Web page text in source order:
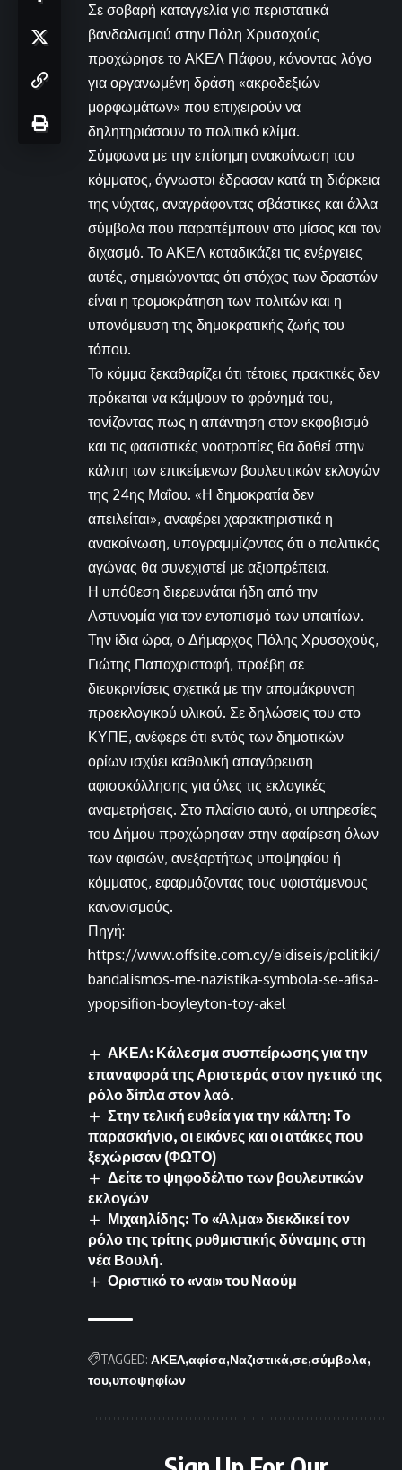
Σε σοβαρή καταγγελία για περιστατικά
βανδαλισμού στην Πόλη Χρυσοχούς
προχώρησε το ΑΚΕΛ Πάφου, κάνοντας λόγο
για οργανωμένη δράση «ακροδεξιών
μορφωμάτων» που επιχειρούν να
δηλητηριάσουν το πολιτικό κλίμα.
Σύμφωνα με την επίσημη ανακοίνωση του
κόμματος, άγνωστοι έδρασαν κατά τη διάρκεια
της νύχτας, αναγράφοντας σβάστικες και άλλα
σύμβολα που παραπέμπουν στο μίσος και τον
διχασμό. Το ΑΚΕΛ καταδικάζει τις ενέργειες
αυτές, σημειώνοντας ότι στόχος των δραστών
είναι η τρομοκράτηση των πολιτών και η
υπονόμευση της δημοκρατικής ζωής του
τόπου.
Το κόμμα ξεκαθαρίζει ότι τέτοιες πρακτικές δεν
πρόκειται να κάμψουν το φρόνημά του,
τονίζοντας πως η απάντηση στον εκφοβισμό
και τις φασιστικές νοοτροπίες θα δοθεί στην
κάλπη των επικείμενων βουλευτικών εκλογών
της 24ης Μαΐου. «Η δημοκρατία δεν
απειλείται», αναφέρει χαρακτηριστικά η
ανακοίνωση, υπογραμμίζοντας ότι ο πολιτικός
αγώνας θα συνεχιστεί με αξιοπρέπεια.
Η υπόθεση διερευνάται ήδη από την
Αστυνομία για τον εντοπισμό των υπαιτίων.
Την ίδια ώρα, ο Δήμαρχος Πόλης Χρυσοχούς,
Γιώτης Παπαχριστοφή, προέβη σε
διευκρινίσεις σχετικά με την απομάκρυνση
προεκλογικού υλικού. Σε δηλώσεις του στο
ΚΥΠΕ, ανέφερε ότι εντός των δημοτικών
ορίων ισχύει καθολική απαγόρευση
αφισοκόλλησης για όλες τις εκλογικές
αναμετρήσεις. Στο πλαίσιο αυτό, οι υπηρεσίες
του Δήμου προχώρησαν στην αφαίρεση όλων
των αφισών, ανεξαρτήτως υποψηφίου ή
κόμματος, εφαρμόζοντας τους υφιστάμενους
κανονισμούς.
Πηγή:
https://www.offsite.com.cy/eidiseis/politiki/
bandalismos-me-nazistika-symbola-se-afisa-
ypopsifion-boyleyton-toy-akel
ΑΚΕΛ: Κάλεσμα συσπείρωσης για την
επαναφορά της Αριστεράς στον ηγετικό της
ρόλο δίπλα στον λαό.
Στην τελική ευθεία για την κάλπη: Το
παρασκήνιο, οι εικόνες και οι ατάκες που
ξεχώρισαν (ΦΩΤΟ)
Δείτε το ψηφοδέλτιο των βουλευτικών
εκλογών
Μιχαηλίδης: Το «Άλμα» διεκδικεί τον
ρόλο της τρίτης ρυθμιστικής δύναμης στη
νέα Βουλή.
Οριστικό το «ναι» του Ναούμ
TAGGED: ΑΚΕΛ αφίσα Ναζιστικά σε σύμβολα
του υποψηφίων